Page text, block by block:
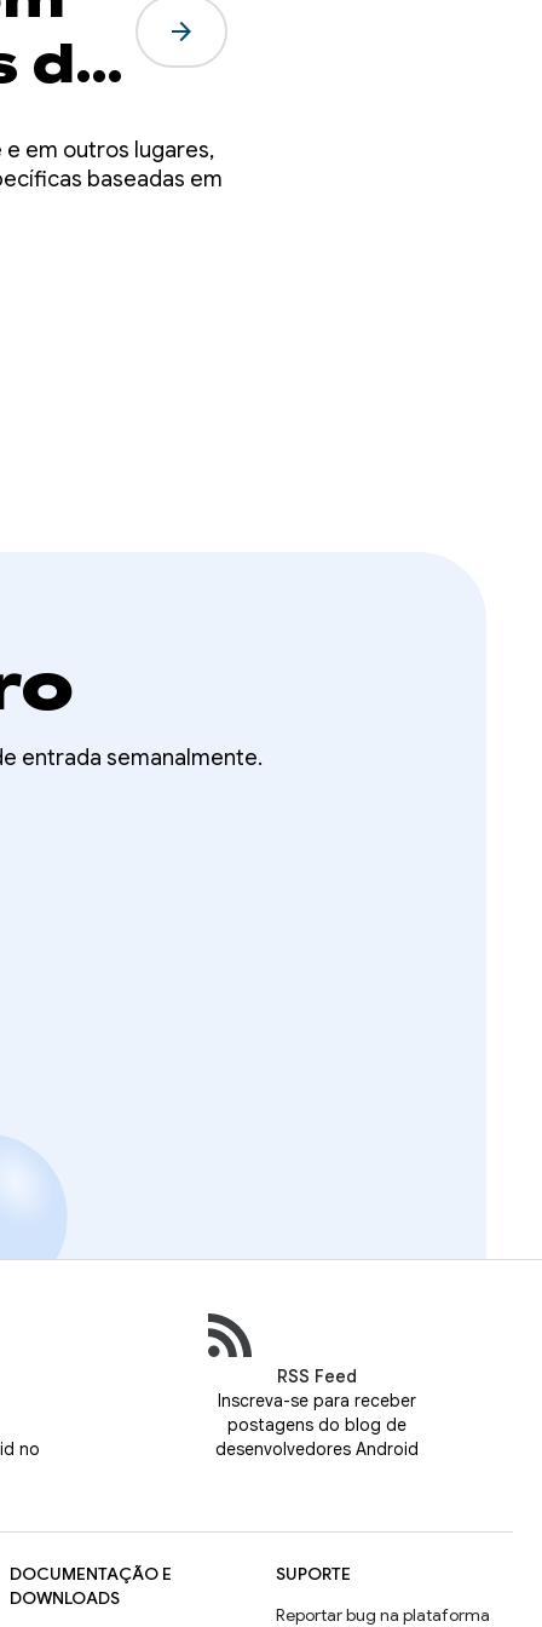
de
arrow_forward
e em outros lugares,
baseadas em
entrada semanalmente.
no
RSS Feed
Inscreva-se para receber
postagens do blog de
desenvolvedores Android
DOCUMENTAÇÃO E
DOWNLOADS
SUPORTE
Reportar bug na plataforma